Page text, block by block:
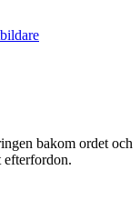
bakom ordet och
efterfordon.